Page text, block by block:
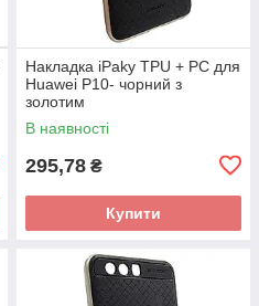
Накладка iPaky TPU + PC для
Huawei P10- чорний з
золотим
В наявності
295,78 ₴
Купити